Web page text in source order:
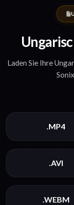
Laden Sie Ihre
.MP4
.AVI
.WEBM